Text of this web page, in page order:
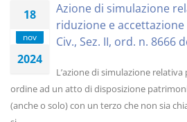
18
nov
2024
Azione di simulazione
riduzione e accettazione
Civ., Sez. II, ord. n. 8666
L’azione di simulazione
ordine ad un atto di disposizione
(anche o solo) con un terzo che non sia